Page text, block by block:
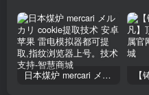
日本煤炉 mercari メルカリ cookie提取技术 安卓 苹果 雷电模拟器都可提取,指纹浏览器上号。技术支持